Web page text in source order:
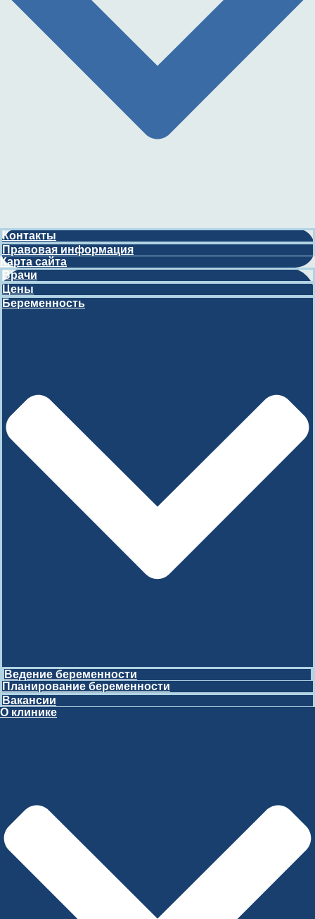
Контакты
Правовая информация
Карта сайта
Врачи
Цены
Беременность
Ведение беременности
Планирование беременности
Вакансии
О клинике